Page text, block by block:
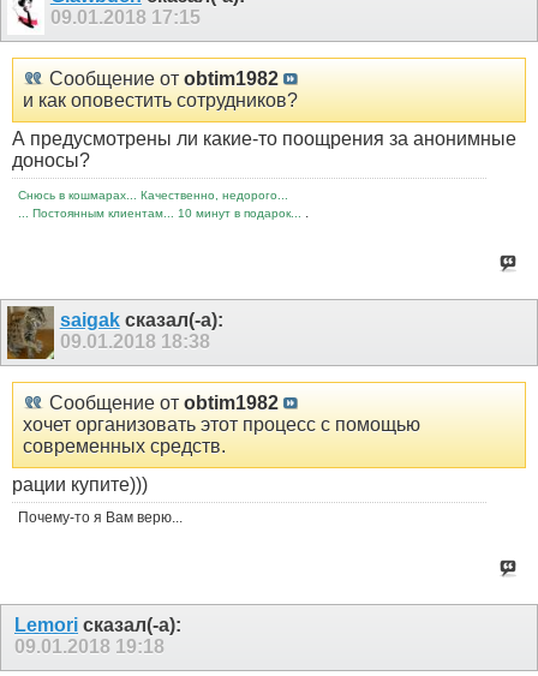
09.01.2018 17:15
Сообщение от obtim1982
и как оповестить сотрудников?
А предусмотрены ли какие-то поощрения за анонимные
доносы?
Снюсь в кошмарах... Качественно, недорого...
... Постоянным клиентам... 10 минут в подарок...
saigakсказал(-а):
09.01.2018 18:38
Сообщение от obtim1982
хочет организовать этот процесс с помощью
современных средств.
рации купите)))
Почему-то я Вам верю...
Lemori сказал(-а):
09.01.2018 19:18